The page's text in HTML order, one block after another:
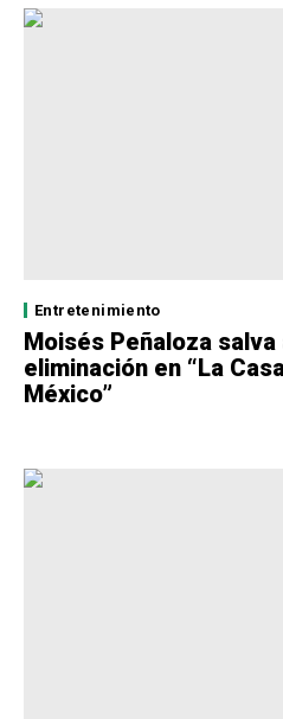
Entretenimiento
Moisés Peñaloza salva
eliminación en “La
México”